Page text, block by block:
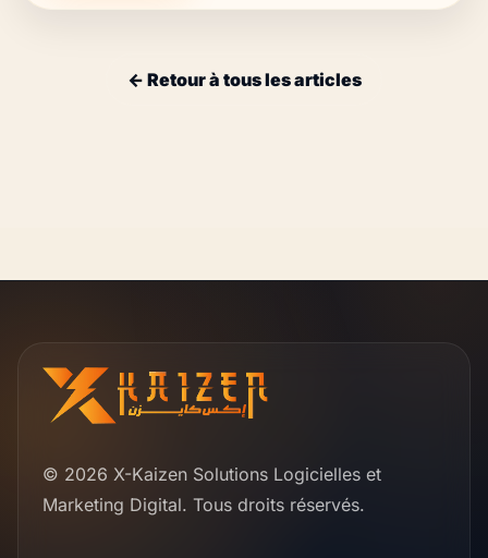
← Retour à tous les articles
© 2026 X-Kaizen Solutions Logicielles et
Marketing Digital. Tous droits réservés.